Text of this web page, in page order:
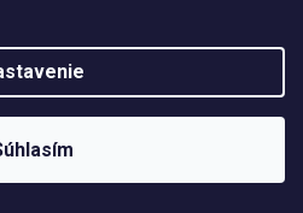
& Shoptet
práva vyhradené.Upraviť nastavenie
cookies